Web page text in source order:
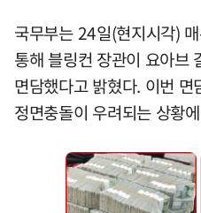
국무부는 24일(현지시각)
통해 블링컨 장관이 요아브
면담했다고 밝혔다. 이번
정면충돌이 우려되는 상황